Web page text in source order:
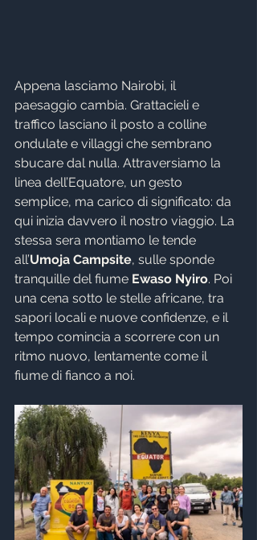
Appena lasciamo Nairobi, il
paesaggio cambia. Grattacieli e
traffico lasciano il posto a colline
ondulate e villaggi che sembrano
sbucare dal nulla. Attraversiamo la
linea dell’Equatore, un gesto
semplice, ma carico di significato: da
qui inizia davvero il nostro viaggio. La
stessa sera montiamo le tende
all’Umoja Campsite, sulle sponde
tranquille del fiume Ewaso Nyiro. Poi
una cena sotto le stelle africane, tra
sapori locali e nuove confidenze, e il
tempo comincia a scorrere con un
ritmo nuovo, lentamente come il
fiume di fianco a noi.